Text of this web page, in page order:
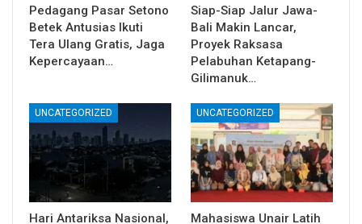
Pedagang Pasar Setono
Betek Antusias Ikuti
Tera Ulang Gratis, Jaga
Kepercayaan…
Siap-Siap Jalur Jawa-
Bali Makin Lancar,
Proyek Raksasa
Pelabuhan Ketapang-
Gilimanuk…
UNCATEGORIZED
Hari Antariksa Nasional,
UNCATEGORIZED
Mahasiswa Unair Latih